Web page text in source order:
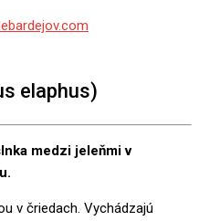
elaphus)
medzi jeleňmi v
v čriedach. Vychádzajú